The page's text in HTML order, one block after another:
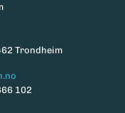
Trondheim
102